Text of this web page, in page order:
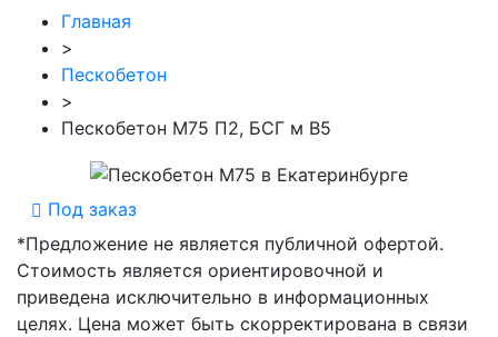
Главная
>
Пескобетон
>
Пескобетон М75 П2, БСГ м В5
Под заказ
*Предложение не является публичной офертой.
Стоимость является ориентировочной и
приведена исключительно в информационных
целях. Цена может быть скорректирована в связи